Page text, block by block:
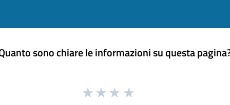
sono chiare le informazioni su questa